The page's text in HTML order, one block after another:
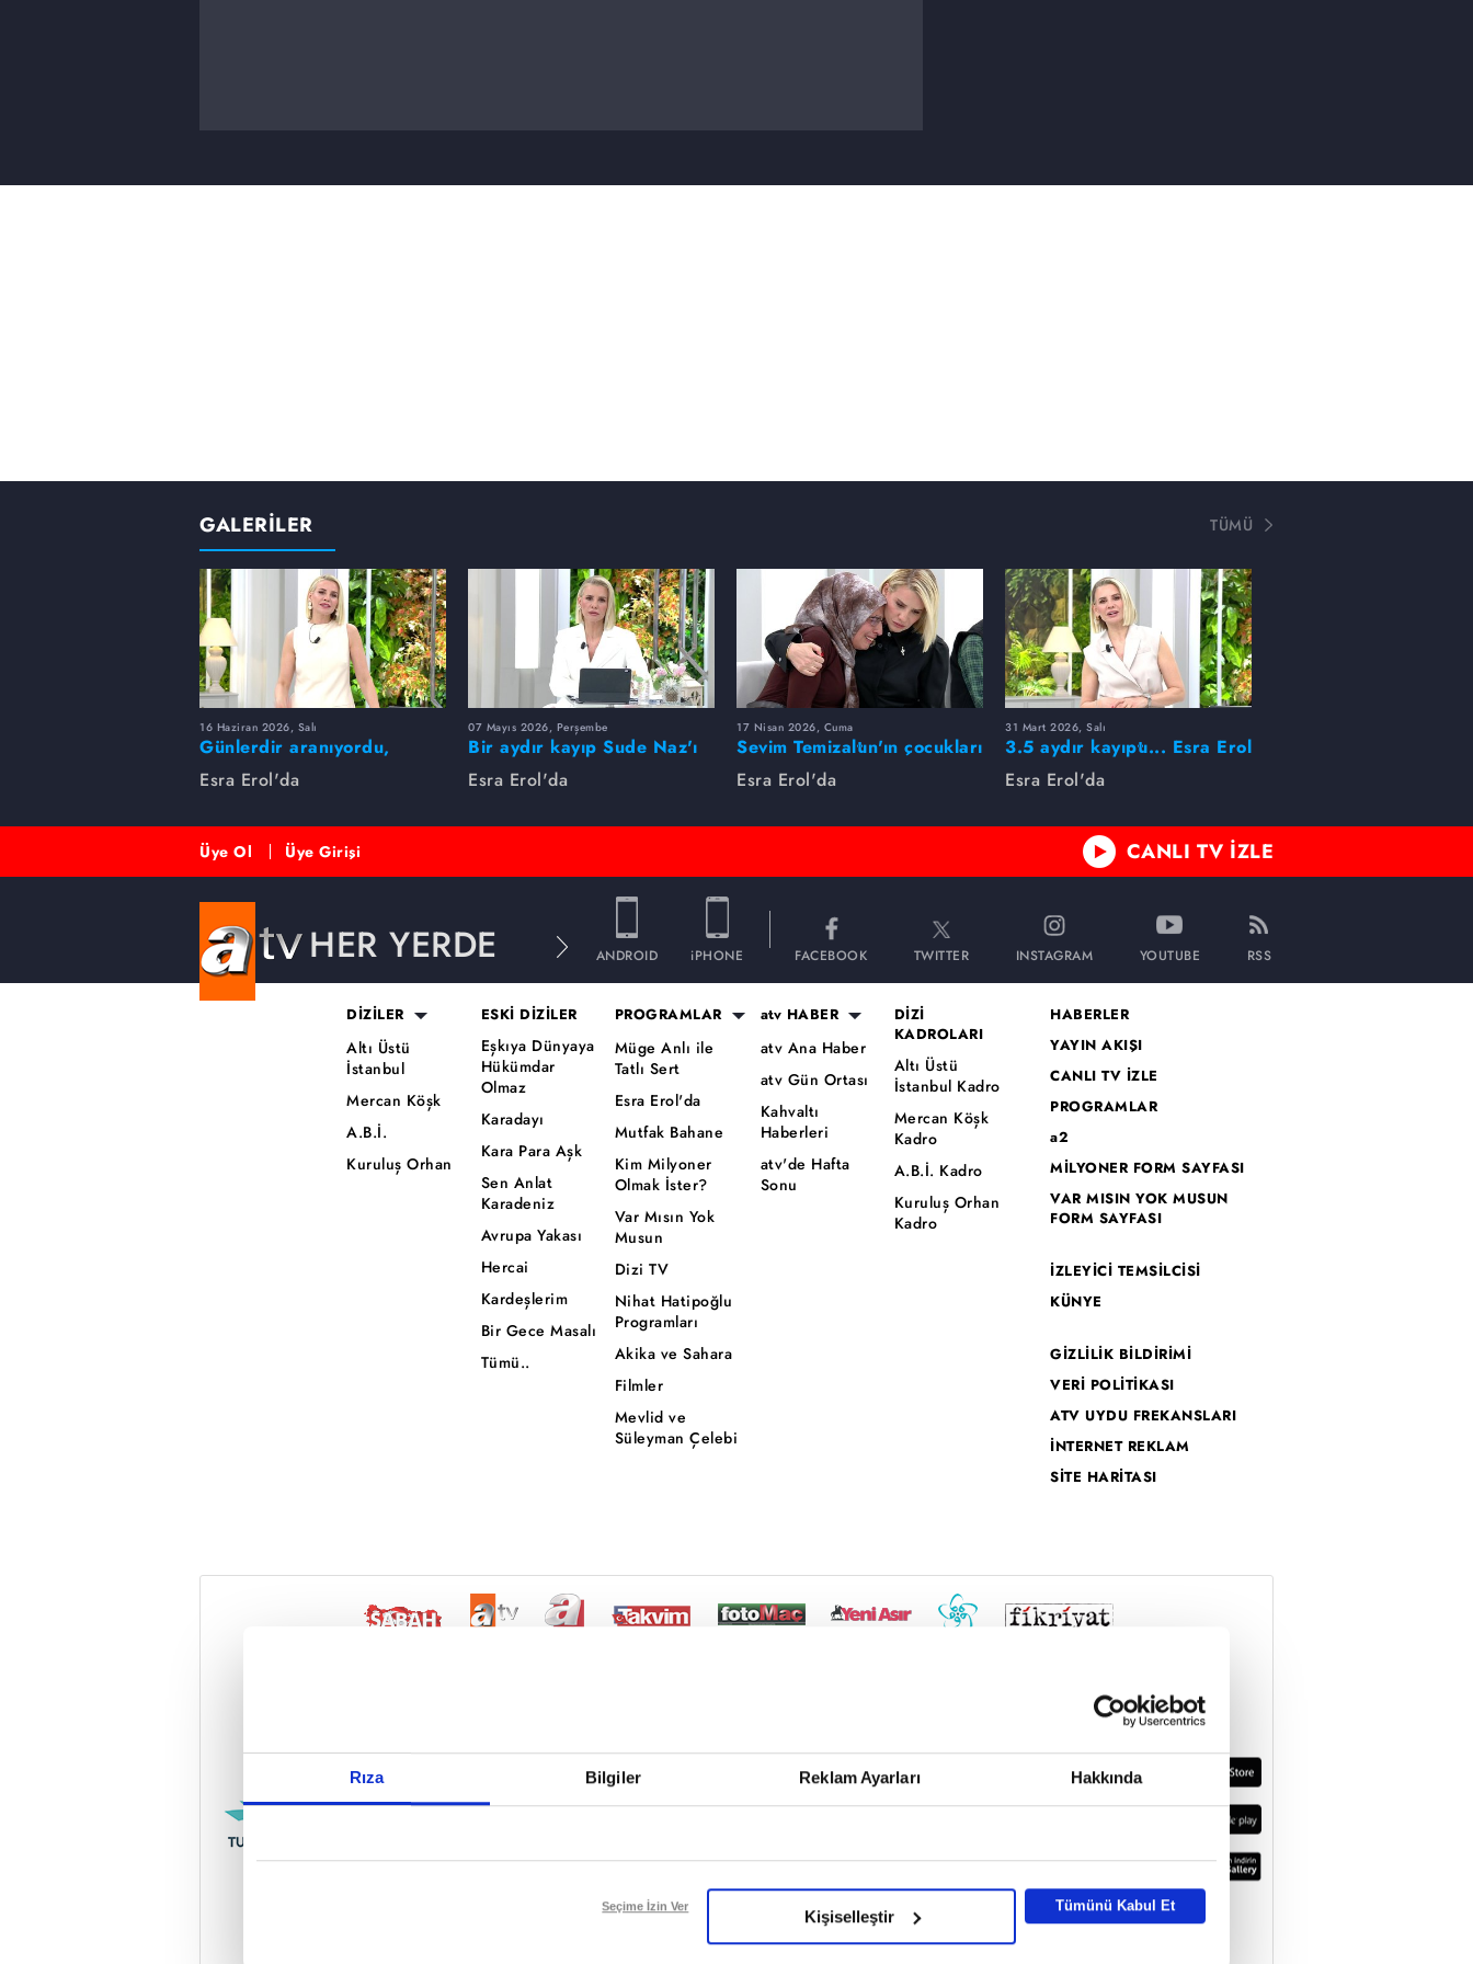
Rıza Bilgiler Reklam Ayarları Hakkında
Reddet
Seçime İzin Ver
Kişiselleştir
Tümünü Kabul Et
GALERİLER TÜMÜ
16 Haziran 2026, Salı
Günlerdir aranıyordu,
dakikalar içinde bulundu!
Esra Erol'da
07 Mayıs 2026, Perşembe
Bir aydır kayıp Sude Naz'ı
Esra Erol buldu
Esra Erol'da
17 Nisan 2026, Cuma
Sevim Temizaltın'ın çocukları
nerede?
Esra Erol'da
31 Mart 2026, Salı
3.5 aydır kayıptı... Esra Erol
buldu!
Esra Erol'da
Üye Ol Üye Girişi CANLI TV İZLE
HER YERDE ANDROID iPHONE FACEBOOK TWITTER INSTAGRAM YOUTUBE RSS
DİZİLER
Altı Üstü
İstanbul
Mercan Köşk
A.B.İ.
Kuruluş Orhan
ESKİ DİZİLER
Eşkıya Dünyaya
Hükümdar
Olmaz
Karadayı
Kara Para Aşk
Sen Anlat
Karadeniz
Avrupa Yakası
Hercai
Kardeşlerim
Bir Gece Masalı
Tümü..
PROGRAMLAR
Müge Anlı ile
Tatlı Sert
Esra Erol'da
Mutfak Bahane
Kim Milyoner
Olmak İster?
Var Mısın Yok
Musun
Dizi TV
Nihat Hatipoğlu
Programları
Akika ve Sahara
Filmler
Mevlid ve
Süleyman Çelebi
atv HABER
atv Ana Haber
atv Gün Ortası
Kahvaltı
Haberleri
atv'de Hafta
Sonu
DİZİ
KADROLARI
Altı Üstü
İstanbul Kadro
Mercan Köşk
Kadro
A.B.İ. Kadro
Kuruluş Orhan
Kadro
HABERLER
YAYIN AKIŞI
CANLI TV İZLE
PROGRAMLAR
a2
MİLYONER FORM SAYFASI
VAR MISIN YOK MUSUN
FORM SAYFASI
İZLEYİCİ TEMSİLCİSİ
KÜNYE
GİZLİLİK BİLDİRİMİ
VERİ POLİTİKASI
ATV UYDU FREKANSLARI
İNTERNET REKLAM
SİTE HARİTASI